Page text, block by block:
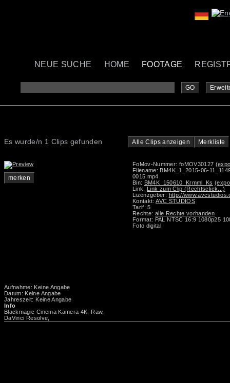
NEUE SUCHE HOME FOOTAGE
GO
Es wurde/n 1 Clips gefunden Alle Clips anzeigen Merkliste
merken
FoMov-Nummer: foMOV30127
Filename: BM4K_1_2015-06-
0015.mp4
Bin: BM4K_150610_Krmml_Ks
Link: Link zum Clip (Rechtsclick...)
Lizenzgeber: http://
Kontakt:AVC STUDIOS
Tarif: 5
Rechte: alle Rechte vorhanden
Format: PAL NTSC 16:9 1080p25
Foto digital
Aufnahme: Keine Angabe
Datum: Keine Angabe
Jahreszeit: Keine Angabe
Info
Blackmagic Cinema Kamera 4K, Raw,
DaVinci Resolve,